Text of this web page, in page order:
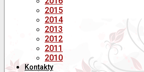
2015
2014
2013
2012
2011
2010
Kontakty